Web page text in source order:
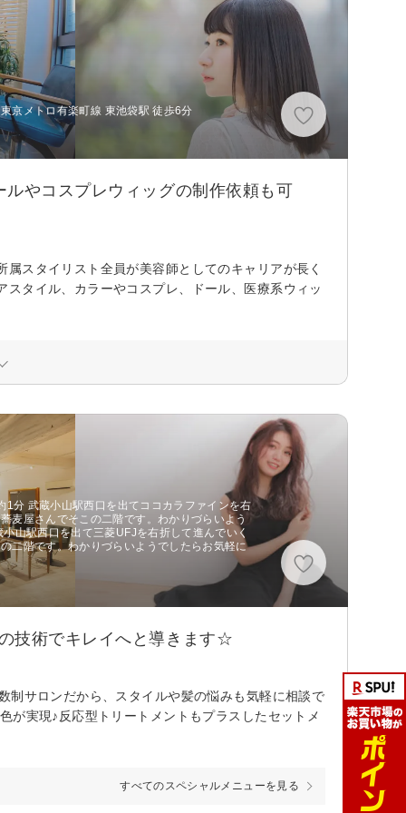
京メトロ有楽町線 東池袋駅 徒歩6分
やコスプレウィッグの制作依頼も可
スタイリスト全員が美容師としてのキャリアが長く
タイル、カラーやコスプレ、ドール、医療系ウィッ
分 武蔵小山駅西口を出てココカラファインを右
麦屋さんでそこの二階です。わかりづらいよう
山駅西口を出て三菱UFJを右折して進んでいく
二階です。わかりづらいようでしたらお気軽に
技術でキレイへと導きます☆
サロンだから、スタイルや髪の悩みも気軽に相談で
実現♪反応型トリートメントもプラスしたセットメ
すべてのスペシャルメニューを見る